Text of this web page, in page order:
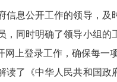
公开工作的领导，及
同时明确了领导小组
上登录工作，确保每一
《中华人民共和国政